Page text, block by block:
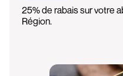
25% de rabais sur votre
Région.